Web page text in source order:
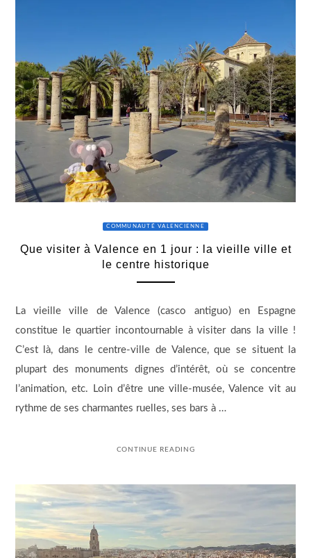
COMMUNAUTÉ VALENCIENNE
Que visiter à Valence en 1 jour : la vieille ville et
le centre historique
La vieille ville de Valence (casco antiguo) en Espagne
constitue le quartier incontournable à visiter dans la ville !
C’est là, dans le centre-ville de Valence, que se situent la
plupart des monuments dignes d’intérêt, où se concentre
l’animation, etc. Loin d’être une ville-musée, Valence vit au
rythme de ses charmantes ruelles, ses bars à …
CONTINUE READING